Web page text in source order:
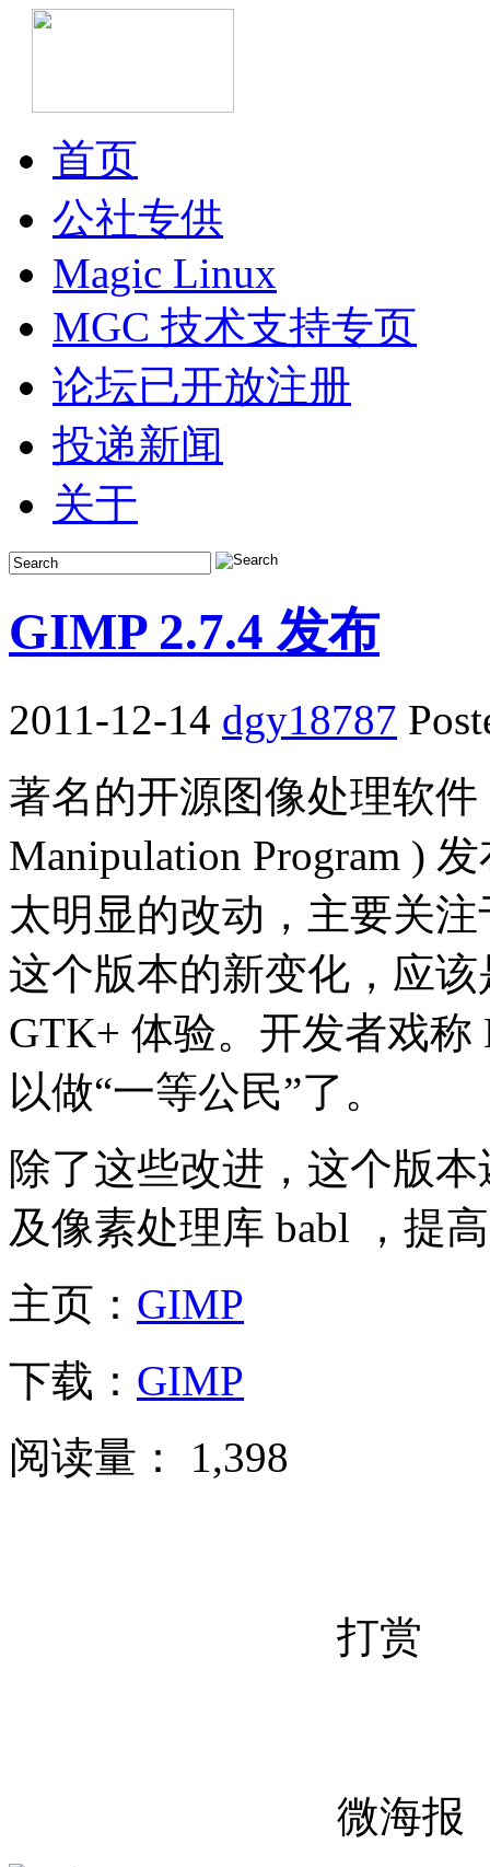
首页
公社专供
Magic Linux
MGC 技术支持专页
论坛已开放注册
投递新闻
关于
GIMP 2.7.4 发布
2011-12-14 dgy18787
著名的开源图像处理软件
Manipulation Program )
太明显的改动，主要关
这个版本的新变化，应
GTK+ 体验。开发者戏
以做“一等公民”了。
除了这些改进，这个版
及像素处理库 babl ，提
主页： GIMP
下载： GIMP
阅读量：
1,398
打赏
微海报